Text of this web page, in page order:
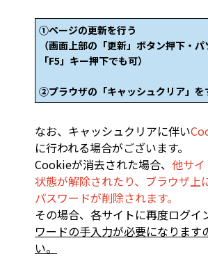
①ページの更新を行う
（画面上部の「更新」ボタン押下・
「F5」キー押下でも可）
②プラウザの「キャッシュクリア」を
なお、キャッシュクリアに伴い
に行われる場合がございます。
Cookieが消去された場合、 他サ
状態が解除されたり、ブラウザ上
パスワードが削除されます。
その場合、各サイトに再度ログイ
ワードの手入力が必要になります
い。